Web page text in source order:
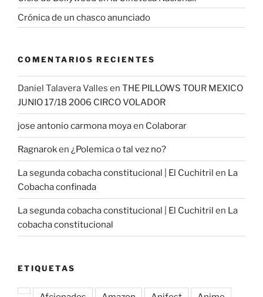
Crónica de un chasco anunciado
COMENTARIOS RECIENTES
Daniel Talavera Valles en THE PILLOWS TOUR MEXICO
JUNIO 17/18 2006 CIRCO VOLADOR
jose antonio carmona moyaen Colaborar
Ragnaroken ¿Polemica o tal vez no?
La segunda cobacha constitucional | El Cuchitril en La
Cobacha confinada
La segunda cobacha constitucional | El Cuchitril en La
cobacha constitucional
ETIQUETAS